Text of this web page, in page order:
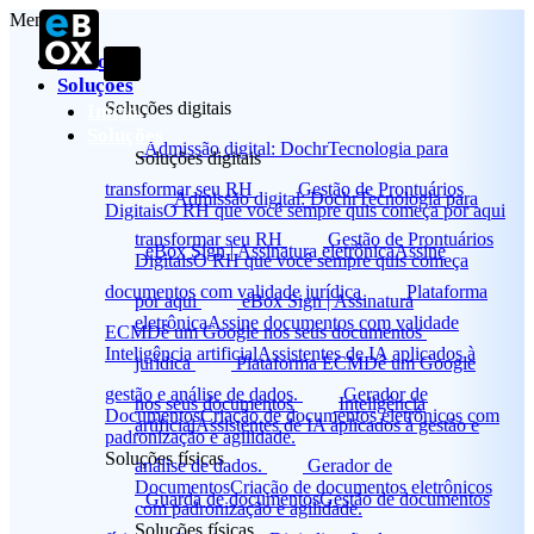
Início
Soluções digitais
Admissão digital: DochrTecnologia para
transformar seu RH
Gestão de Prontuários
DigitaisO RH que você sempre quis começa
por aqui
eBox Sign | Assinatura
eletrônicaAssine documentos com validade
jurídica
Plataforma ECMDê um Google
nos seus documentos
Inteligência
artificialAssistentes de IA aplicados à gestão e
análise de dados.
Gerador de
DocumentosCriação de documentos eletrônicos
com padronização e agilidade.
Soluções físicas
Menu
Início
Soluções
Soluções digitais
Admissão digital: DochrTecnologia para
transformar seu RH
Gestão de Prontuários
DigitaisO RH que você sempre quis começa por aqui
eBox Sign | Assinatura eletrônicaAssine
documentos com validade jurídica
Plataforma
ECMDê um Google nos seus documentos
Inteligência artificialAssistentes de IA aplicados à
gestão e análise de dados.
Gerador de
DocumentosCriação de documentos eletrônicos com
padronização e agilidade.
Soluções físicas
Guarda de documentosGestão de documentos